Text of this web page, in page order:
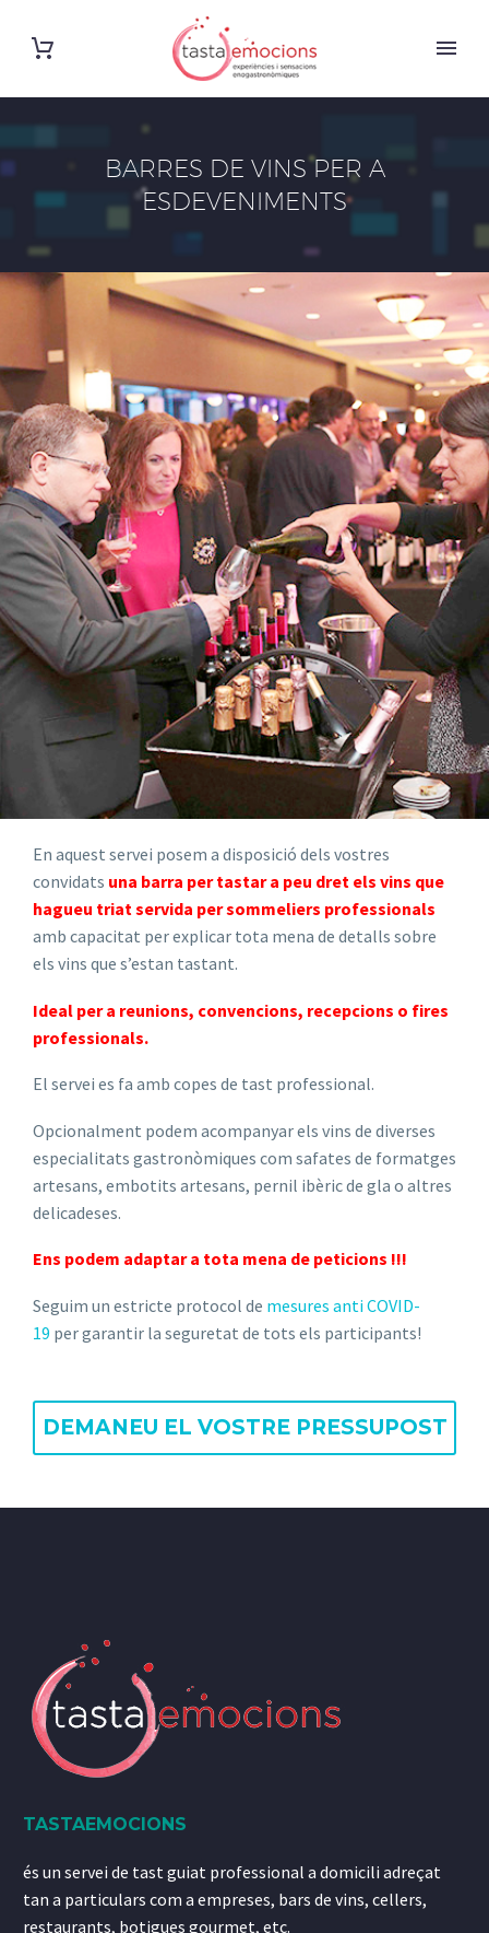
BARRES DE VINS PER A
ESDEVENIMENTS
En aquest servei posem a disposició dels vostres
convidats una barra per tastar a peu dret els vins que
hagueu triat servida per sommeliers professionals
amb capacitat per explicar tota mena de detalls sobre
els vins que s’estan tastant.
Ideal per a reunions, convencions, recepcions o fires
professionals.
El servei es fa amb copes de tast professional.
Opcionalment podem acompanyar els vins de diverses
especialitats gastronòmiques com safates de formatges
artesans, embotits artesans, pernil ibèric de gla o altres
delicadeses.
Ens podem adaptar a tota mena de peticions !!!
Seguim un estricte protocol de mesures anti COVID-
19 per garantir la seguretat de tots els participants!
DEMANEU EL VOSTRE PRESSUPOST
TASTAEMOCIONS
és un servei de tast guiat professional a domicili adreçat
tan a particulars com a empreses, bars de vins, cellers,
restaurants, botigues gourmet, etc.